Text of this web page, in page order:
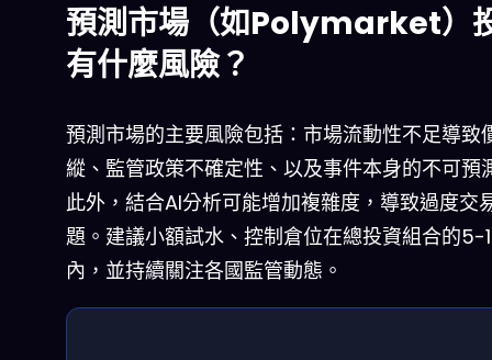
預測市場（如Polymarket）
有什麼風險？
預測市場的主要風險包括：市場流動性不足導致
縱、監管政策不確定性、以及事件本身的不可預
此外，結合AI分析可能增加複雜度，導致過度交
題。建議小額試水、控制倉位在總投資組合的5-
內，並持續關注各國監管動態。